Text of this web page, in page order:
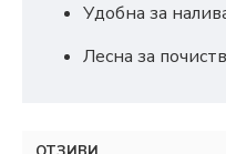
Удобна за
Лесна за